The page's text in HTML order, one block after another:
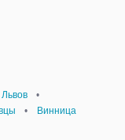
Львов
•
• Винница